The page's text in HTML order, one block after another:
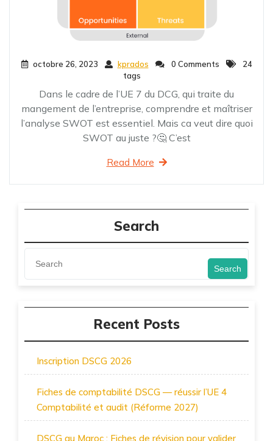
octobre 26, 2023 kprados 0 Comments
24
tags
Dans le cadre de l’UE 7 du DCG, qui traite du
mangement de l’entreprise, comprendre et maîtriser
l’analyse SWOT est essentiel. Mais ca veut dire quoi
SWOT au juste ?🤔 C’est
Read More
Search
Search
Recent Posts
Inscription DSCG 2026
Fiches de comptabilité DSCG — réussir l’UE 4
Comptabilité et audit (Réforme 2027)
DSCG au Maroc : Fiches de révision pour valider